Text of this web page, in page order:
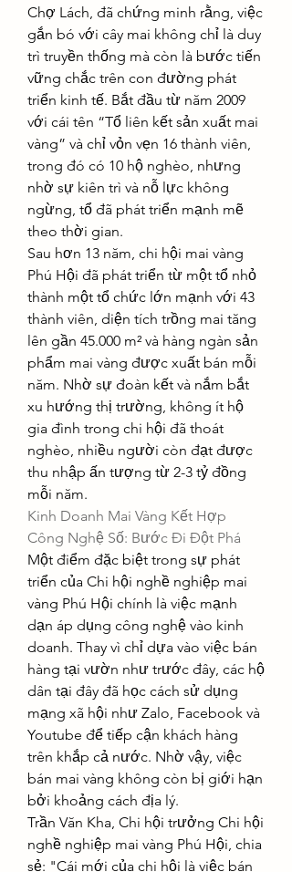
Chợ Lách, đã chứng minh rằng, việc
gắn bó với cây mai không chỉ là duy
trì truyền thống mà còn là bước tiến
vững chắc trên con đường phát
triển kinh tế. Bắt đầu từ năm 2009
với cái tên “Tổ liên kết sản xuất mai
vàng” và chỉ vỏn vẹn 16 thành viên,
trong đó có 10 hộ nghèo, nhưng
nhờ sự kiên trì và nỗ lực không
ngừng, tổ đã phát triển mạnh mẽ
theo thời gian.
Sau hơn 13 năm, chi hội mai vàng
Phú Hội đã phát triển từ một tổ nhỏ
thành một tổ chức lớn mạnh với 43
thành viên, diện tích trồng mai tăng
lên gần 45.000 m² và hàng ngàn sản
phẩm mai vàng được xuất bán mỗi
năm. Nhờ sự đoàn kết và nắm bắt
xu hướng thị trường, không ít hộ
gia đình trong chi hội đã thoát
nghèo, nhiều người còn đạt được
thu nhập ấn tượng từ 2-3 tỷ đồng
mỗi năm.
Kinh Doanh Mai Vàng Kết Hợp
Công Nghệ Số: Bước Đi Đột Phá
Một điểm đặc biệt trong sự phát
triển của Chi hội nghề nghiệp mai
vàng Phú Hội chính là việc mạnh
dạn áp dụng công nghệ vào kinh
doanh. Thay vì chỉ dựa vào việc bán
hàng tại vườn như trước đây, các hộ
dân tại đây đã học cách sử dụng
mạng xã hội như Zalo, Facebook và
Youtube để tiếp cận khách hàng
trên khắp cả nước. Nhờ vậy, việc
bán mai vàng không còn bị giới hạn
bởi khoảng cách địa lý.
Trần Văn Kha, Chi hội trưởng Chi hội
nghề nghiệp mai vàng Phú Hội, chia
sẻ: "Cái mới của chi hội là việc bán